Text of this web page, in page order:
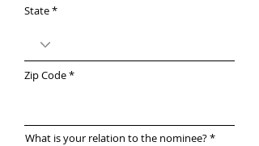
State
Zip Code
What is your relation to the nominee?